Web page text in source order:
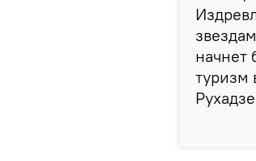
начнет
туризм